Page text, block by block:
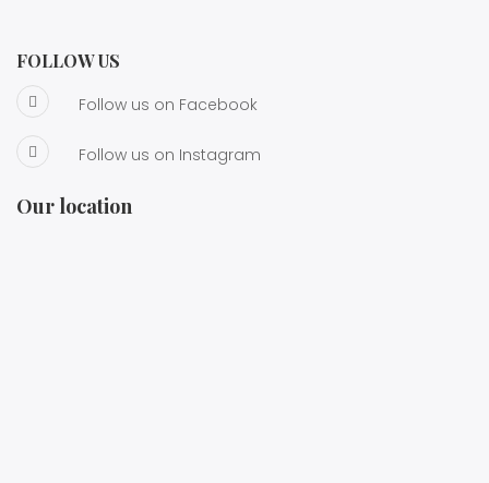
FOLLOW US
Follow us on Facebook
Follow us on Instagram
Our location